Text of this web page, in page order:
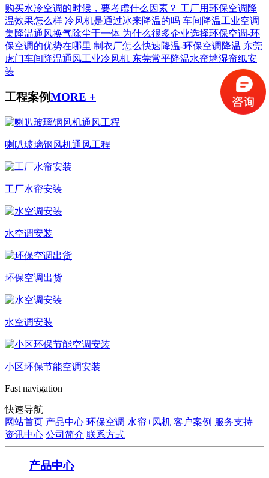
购买水冷空调的时候，要考虑什么因素？ 工厂用环保空调降
温效果怎么样 冷风机是通过冰来降温的吗 车间降温工业空调
集降温通风换气除尘于一体 为什么很多企业选择环保空调-环
保空调的优势在哪里 制衣厂怎么快速降温-环保空调降温 东莞
虎门车间降温通风工业冷风机 东莞常平降温水帘墙湿帘纸安
装
工程案例MORE +
喇叭玻璃钢风机通风工程
工厂水帘安装
水空调安装
环保空调出货
水空调安装
小区环保节能空调安装
Fast navigation
快速导航
网站首页 产品中心 环保空调 水帘+风机 客户案例 服务支持
资讯中心 公司简介 联系方式
产品中心